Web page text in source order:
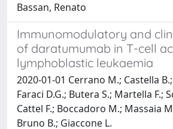
Bassan, Renato
Immunomodulatory and
of daratumumab in T-cell
lymphoblastic leukaemia
2020-01-01 Cerrano M.; Castella
Faraci D.G.; Butera S.; Martella F.;
Cattel F.; Boccadoro M.; Massaia
Bruno B.; Giaccone L.